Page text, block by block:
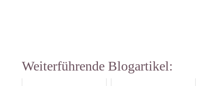
Weiterführende Blogartikel: